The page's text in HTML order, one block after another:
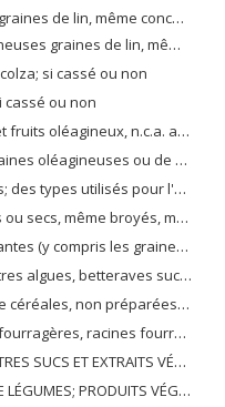
de lin, même concassées
de lin, même concassées
si cassé ou non
ou non
n.c.a. au chapitre 12; si cassé ou non
oléagineux; autres que ceux de la moutarde
utilisés pour l'ensemencement
moulus ou sous forme de pellets; lupuline
à usage insecticide, fongicide ou similaire, fraîches, réfrigérées, congelées ou séchées, même coupées, concassées ou pulvérisées
les amandes et autres produits végétaux (y compris les racines de chicorée non torréfiées) utilisés principalement pour la consommation humaine, n.c.a.
haché, moulu, pressé ou sous forme de pellets
lupin, vesces et produits fourragers similaires, même agglomérés sous forme de pellets
ET EXTRAITS VÉGÉTAUX
NON DÉNOMMÉS NI COMPRIS AILLEURS